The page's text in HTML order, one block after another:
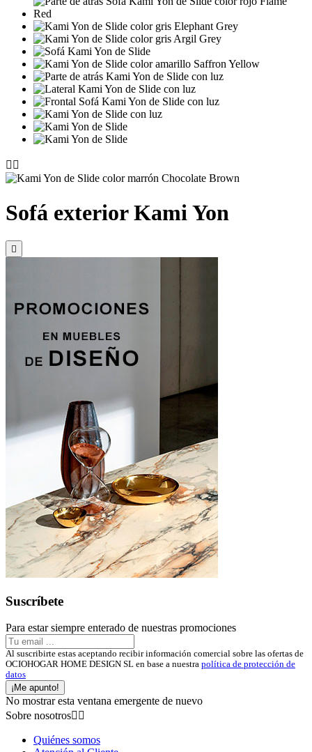
 
Sofá exterior Kami Yon

Suscríbete
Para estar siempre enterado de nuestras promociones
Al suscribirte estas aceptando recibir información comercial sobre las ofertas de
OCIOHOGAR HOME DESIGN SL en base a nuestra política de protección de
datos
¡Me apunto!
No mostrar esta ventana emergente de nuevo
Sobre nosotros 
Quiénes somos